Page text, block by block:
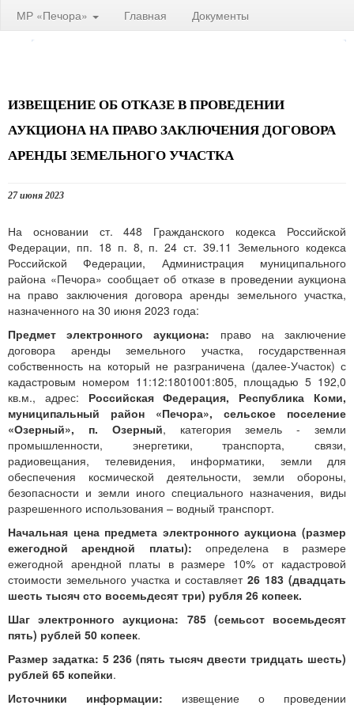
МР «Печора» Главная Документы
ИЗВЕЩЕНИЕ ОБ ОТКАЗЕ В ПРОВЕДЕНИИ
АУКЦИОНА НА ПРАВО ЗАКЛЮЧЕНИЯ ДОГОВОРА
АРЕНДЫ ЗЕМЕЛЬНОГО УЧАСТКА
27 июня 2023
На основании ст. 448 Гражданского кодекса Российской
Федерации, пп. 18 п. 8, п. 24 ст. 39.11 Земельного кодекса
Российской Федерации, Администрация муниципального
района «Печора» сообщает об отказе в проведении аукциона
на право заключения договора аренды земельного участка,
назначенного на 30 июня 2023 года:
Предмет электронного аукциона: право на заключение
договора аренды земельного участка, государственная
собственность на который не разграничена (далее-Участок) с
кадастровым номером 11:12:1801001:805, площадью 5 192,0
кв.м., адрес: Российская Федерация, Республика Коми,
муниципальный район «Печора», сельское поселение
«Озерный», п. Озерный, категория земель - земли
промышленности, энергетики, транспорта, связи,
радиовещания, телевидения, информатики, земли для
обеспечения космической деятельности, земли обороны,
безопасности и земли иного специального назначения, виды
разрешенного использования – водный транспорт.
Начальная цена предмета электронного аукциона (размер
ежегодной арендной платы):определена
в размере
ежегодной арендной платы в размере 10% от кадастровой
стоимости земельного участка и составляет26 183 (двадцать
шесть тысяч сто восемьдесят три) рубля 26 копеек.
Шаг электронного аукциона: 785 (семьсот восемьдесят
пять) рублей 50 копеек.
Размер задатка: 5 236 (пять тысяч двести тридцать шесть)
рублей 65 копейки.
Источники информации: извещение о проведении